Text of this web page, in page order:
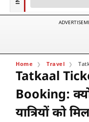
Home Travel
Tatkaal
Booking:
यात्रियों को